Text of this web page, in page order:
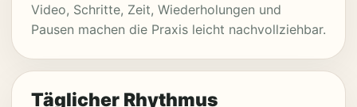
Video, Schritte, Zeit, Wiederholungen und
Pausen machen die Praxis leicht nachvollziehbar.
Täglicher Rhythmus